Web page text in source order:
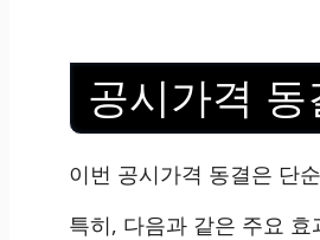
공시가격
이번 공시가격 동결은 단
특히, 다음과 같은 주요 효